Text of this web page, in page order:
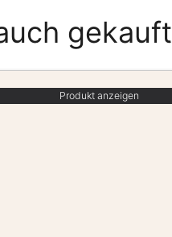
gekauft
Produkt anzeigen